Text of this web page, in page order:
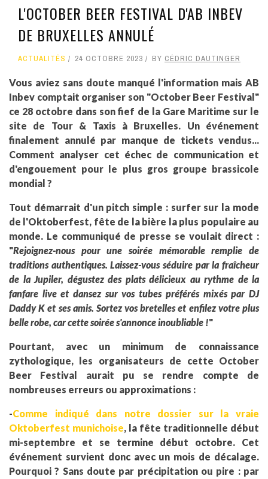
L'OCTOBER BEER FESTIVAL D'AB INBEV
DE BRUXELLES ANNULÉ
ACTUALITÉS 24 OCTOBRE 2023 BY CÉDRIC DAUTINGER
Vous aviez sans doute manqué l'information mais AB
Inbev comptait organiser son "October Beer Festival"
ce 28 octobre dans son fief de la Gare Maritime sur le
site de Tour & Taxis à Bruxelles. Un événement
finalement annulé par manque de tickets vendus...
Comment analyser cet échec de communication et
d'engouement pour le plus gros groupe brassicole
mondial ?
Tout démarrait d'un pitch simple : surfer sur la mode
de l'Oktoberfest, fête de la bière la plus populaire au
monde. Le communiqué de presse se voulait direct :
"Rejoignez-nous pour une soirée mémorable remplie de
traditions authentiques. Laissez-vous séduire par la fraîcheur
de la Jupiler, dégustez des plats délicieux au rythme de la
fanfare live et dansez sur vos tubes préférés mixés par DJ
Daddy K et ses amis. Sortez vos bretelles et enfilez votre plus
belle robe, car cette soirée s'annonce inoubliable !"
Pourtant, avec un minimum de connaissance
zythologique, les organisateurs de cette October
Beer Festival aurait pu se rendre compte de
nombreuses erreurs ou approximations :
-Comme indiqué dans notre dossier sur la vraie
Oktoberfest munichoise, la fête traditionnelle début
mi-septembre et se termine début octobre. Cet
événement survient donc avec un mois de décalage.
Pourquoi ? Sans doute par précipitation ou pire : par